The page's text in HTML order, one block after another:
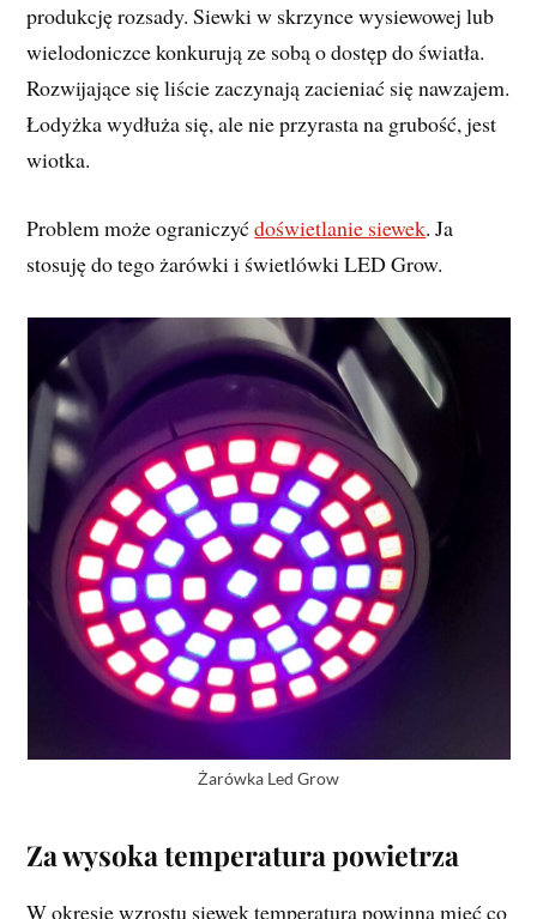
produkcję rozsady. Siewki w skrzynce wysiewowej lub
wielodoniczce konkurują ze sobą o dostęp do światła.
Rozwijające się liście zaczynają zacieniać się nawzajem.
Łodyżka wydłuża się, ale nie przyrasta na grubość, jest
wiotka.
Problem może ograniczyćdoświetlanie siewek. Ja
stosuję do tego żarówki i świetlówki LED Grow.
Żarówka Led Grow
Za wysoka temperatura powietrza
W okresie wzrostu siewek temperatura powinna mieć co